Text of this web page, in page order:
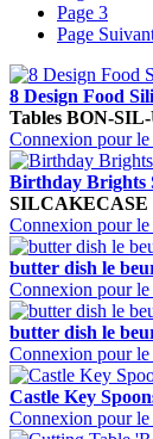
Page 3
Page
8 Design Food
Tables BON-
Connexion pour
Birthday Brights
SILCAKECASE
Connexion pour
butter dish le
Connexion pour
butter dish le
Connexion pour
Castle Key
Connexion pour